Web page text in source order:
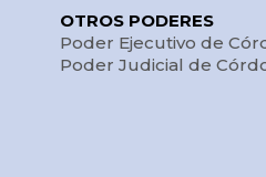
OTROS PODERES
Poder Ejecutivo de
Poder Judicial de